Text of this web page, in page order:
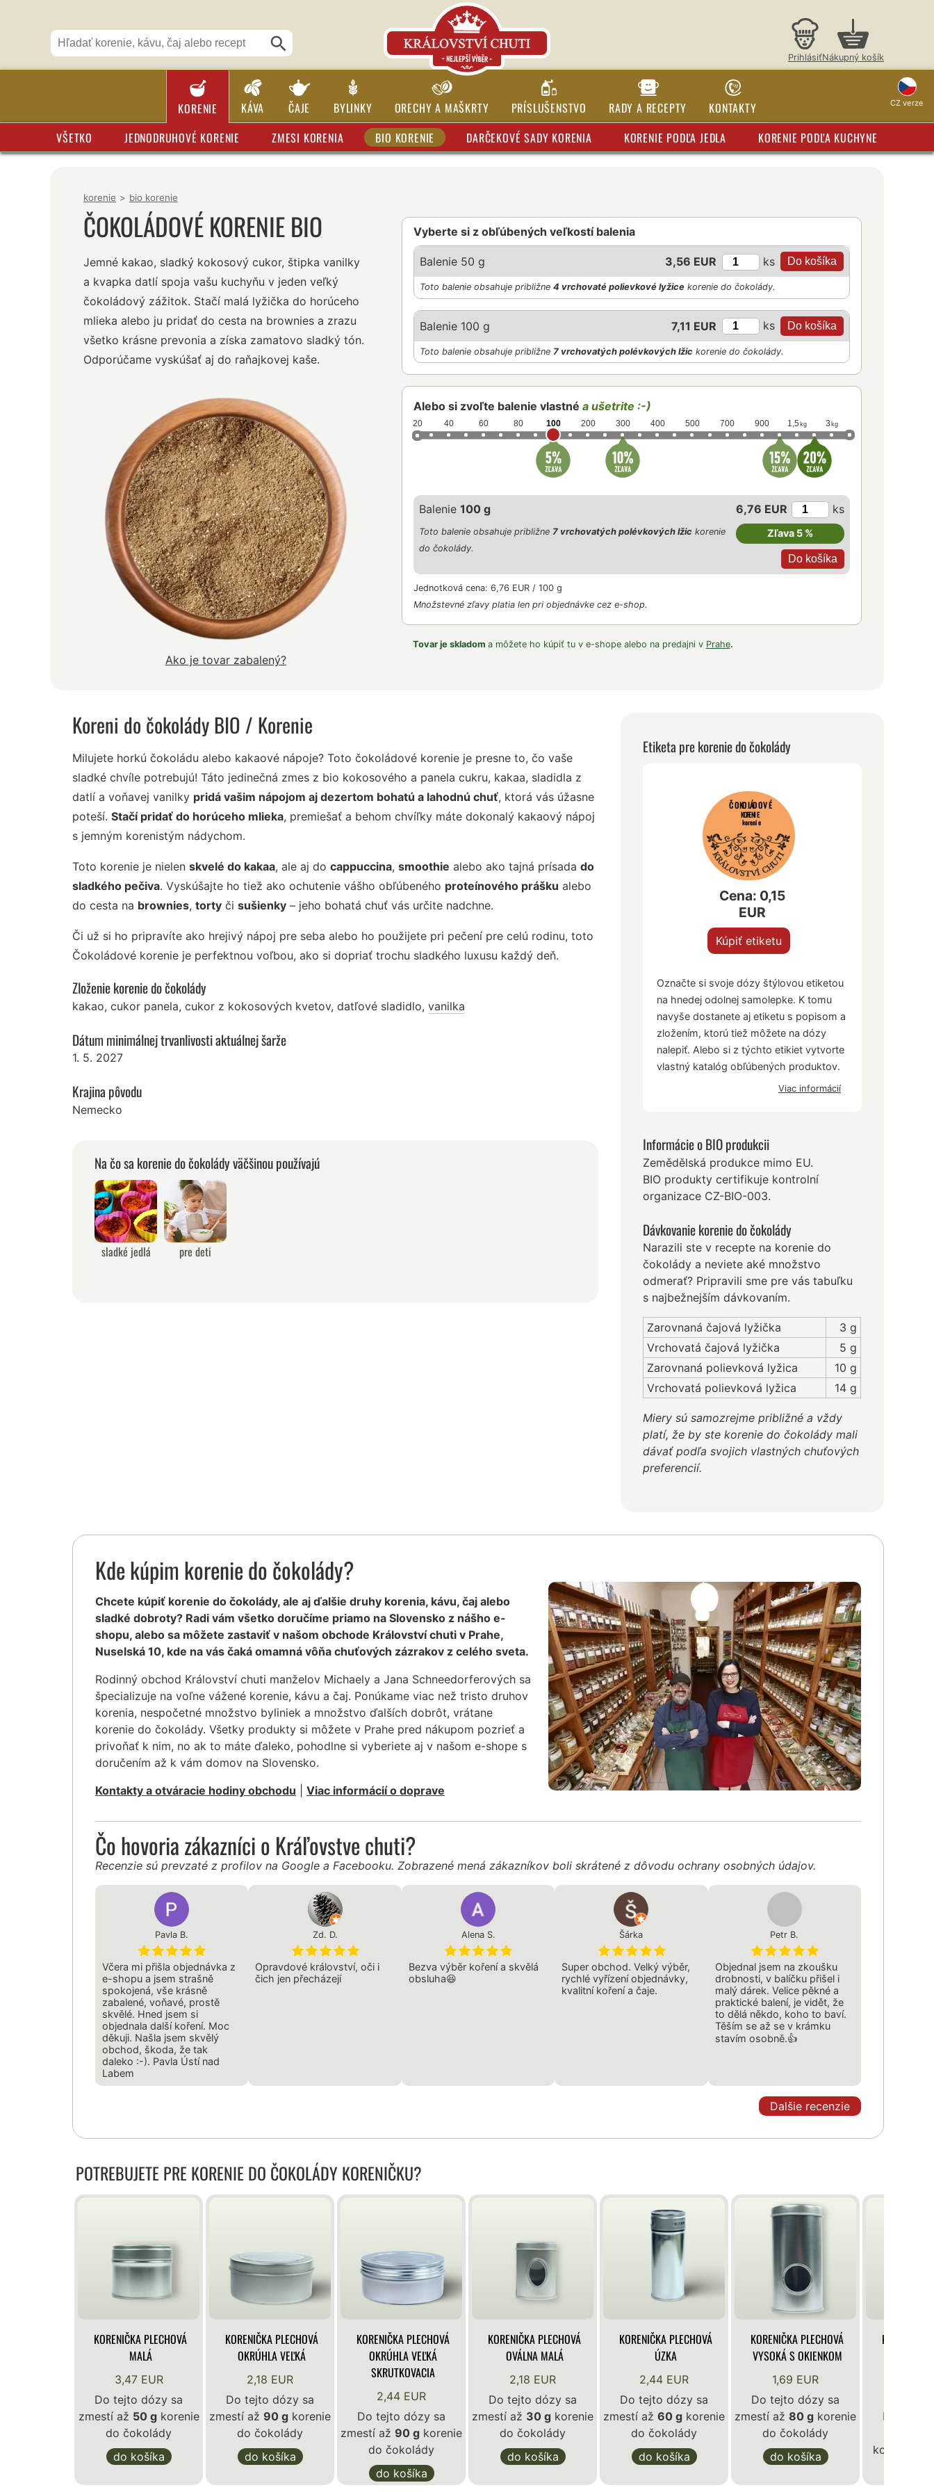
PrihlásiťNákupný košík
KORENIE KÁVA ČAJE BYLINKY ORECHY A MAŠKRTY PRÍSLUŠENSTVO RADY A RECEPTY KONTAKTY CZ verze
VŠETKO JEDNODRUHOVÉ KORENIE ZMESI KORENIA BIO KORENIE DARČEKOVÉ SADY KORENIA KORENIE PODĽA JEDLA KORENIE PODĽA KUCHYNE
korenie > bio korenie
ČOKOLÁDOVÉ KORENIE BIO
Jemné kakao, sladký kokosový cukor, štipka vanilky
a kvapka datlí spoja vašu kuchyňu v jeden veľký
čokoládový zážitok. Stačí malá lyžička do horúceho
mlieka alebo ju pridať do cesta na brownies a zrazu
všetko krásne prevonia a získa zamatovo sladký tón.
Odporúčame vyskúšať aj do raňajkovej kaše.
Ako je tovar zabalený?
Vyberte si z obľúbených veľkostí balenia
Balenie 50 g 3,56 EUR ks
Toto balenie obsahuje približne 4 vrchovaté polievkové lyžicekorenie do čokolády.
Balenie 100 g 7,11 EUR ks
Toto balenie obsahuje približne 7 vrchovatých polévkových lžic korenie do čokolády.
Alebo si zvoľte balenie vlastné a ušetrite :-)
20 40 60 80 100 200 300 400 500 700 900 1,5 kg 3 kg
Balenie 100 g 6,76 EUR ks
Zľava 5 %
Toto balenie obsahuje približne 7 vrchovatých polévkových lžic korenie
do čokolády.
Jednotková cena: 6,76 EUR / 100 g
Množstevné zľavy platia len pri objednávke cez e-shop.
Tovar je skladom a môžete ho kúpiť tu v e-shope alebo na predajni v Prahe.
Koreni do čokolády BIO / Korenie
Milujete horkú čokoládu alebo kakaové nápoje? Toto čokoládové korenie je presne to, čo vaše
sladké chvíle potrebujú! Táto jedinečná zmes z bio kokosového a panela cukru, kakaa, sladidla z
datlí a voňavej vanilky pridá vašim nápojom aj dezertom bohatú a lahodnú chuť, ktorá vás úžasne
poteší. Stačí pridať do horúceho mlieka, premiešať a behom chvíľky máte dokonalý kakaový nápoj
s jemným korenistým nádychom.
Toto korenie je nielen skvelé do kakaa, ale aj do cappuccina, smoothie alebo ako tajná prísada do
sladkého pečiva. Vyskúšajte ho tiež ako ochutenie vášho obľúbeného proteínového prášku alebo
do cesta na brownies, torty či sušienky – jeho bohatá chuť vás určite nadchne.
Či už si ho pripravíte ako hrejivý nápoj pre seba alebo ho použijete pri pečení pre celú rodinu, toto
Čokoládové korenie je perfektnou voľbou, ako si dopriať trochu sladkého luxusu každý deň.
Zloženie korenie do čokolády
kakao, cukor panela, cukor z kokosových kvetov, datľové sladidlo, vanilka
Dátum minimálnej trvanlivosti aktuálnej šarže
1. 5. 2027
Krajina pôvodu
Nemecko
Na čo sa korenie do čokolády väčšinou používajú
sladké jedlá pre deti
Etiketa pre korenie do čokolády
ČOKOLÁDOVÉ
KORENIE
korenie
Cena: 0,15
EUR
Kúpiť etiketu
Označte si svoje dózy štýlovou etiketou
na hnedej odolnej samolepke. K tomu
navyše dostanete aj etiketu s popisom a
zložením, ktorú tiež môžete na dózy
nalepiť. Alebo si z týchto etikiet vytvorte
vlastný katalóg obľúbených produktov.
Viac informácií
Informácie o BIO produkcii
Zemědělská produkce mimo EU.
BIO produkty certifikuje kontrolní
organizace CZ-BIO-003.
Dávkovanie korenie do čokolády
Narazili ste v recepte na korenie do
čokolády a neviete aké množstvo
odmerať? Pripravili sme pre vás tabuľku
s najbežnejším dávkovaním.
Zarovnaná čajová lyžička
3 g
Vrchovatá čajová lyžička
5 g
Zarovnaná polievková lyžica
10 g
Vrchovatá polievková lyžica
14 g
Miery sú samozrejme približné a vždy
platí, že by ste korenie do čokolády mali
dávať podľa svojich vlastných chuťových
preferencií.
Kde kúpim korenie do čokolády?
Chcete kúpiť korenie do čokolády, ale aj ďalšie druhy korenia, kávu, čaj alebo
sladké dobroty? Radi vám všetko doručíme priamo na Slovensko z nášho e-
shopu, alebo sa môžete zastaviť v našom obchode Království chuti v Prahe,
Nuselská 10, kde na vás čaká omamná vôňa chuťových zázrakov z celého sveta.
Rodinný obchod Království chuti manželov Michaely a Jana Schneedorferových sa
špecializuje na voľne vážené korenie, kávu a čaj. Ponúkame viac než tristo druhov
korenia, nespočetné množstvo byliniek a množstvo ďalších dobrôt, vrátane
korenie do čokolády. Všetky produkty si môžete v Prahe pred nákupom pozrieť a
privoňať k nim, no ak to máte ďaleko, pohodlne si vyberiete aj v našom e-shope s
doručením až k vám domov na Slovensko.
Kontakty a otváracie hodiny obchodu
Viac informácií o doprave
Čo hovoria zákazníci o Kráľovstve chuti?
Recenzie sú prevzaté z profilov na Google a Facebooku. Zobrazené mená zákazníkov boli skrátené z dôvodu ochrany osobných údajov.
Pavla B.
Včera mi přišla objednávka z
e-shopu a jsem strašně
spokojená, vše krásně
zabalené, voňavé, prostě
skvělé. Hned jsem si
objednala další koření. Moc
děkuji. Našla jsem skvělý
obchod, škoda, že tak
daleko :-). Pavla Ústí nad
Labem
Zd. D.
Opravdové království, oči i
čich jen přecházejí
Alena S.
Bezva výběr koření a skvělá
obsluha😆
Šárka
Super obchod. Velký výběr,
rychlé vyřízení objednávky,
kvalitní koření a čaje.
Petr B.
Objednal jsem na zkoušku
drobnosti, v balíčku přišel i
malý dárek. Velice pěkné a
praktické balení, je vidět, že
to dělá někdo, koho to baví.
Těším se až se v krámku
stavím osobně.👍
Dalšie recenzie
POTREBUJETE PRE KORENIE DO ČOKOLÁDY KORENIČKU?
KORENIČKA PLECHOVÁ
MALÁ
3,47 EUR
Do tejto dózy sa
zmestí až 50 gkorenie
do čokolády
do košíka
KORENIČKA PLECHOVÁ
OKRÚHLA VEĽKÁ
2,18 EUR
Do tejto dózy sa
zmestí až 90 g korenie
do čokolády
do košíka
KORENIČKA PLECHOVÁ
OKRÚHLA VEĽKÁ
SKRUTKOVACIA
2,44 EUR
Do tejto dózy sa
zmestí až 90 g korenie
do čokolády
do košíka
KORENIČKA PLECHOVÁ
OVÁLNA MALÁ
2,18 EUR
Do tejto dózy sa
zmestí až 30 g korenie
do čokolády
do košíka
KORENIČKA PLECHOVÁ
ÚZKA
2,44 EUR
Do tejto dózy sa
zmestí až 60 g korenie
do čokolády
do košíka
KORENIČKA PLECHOVÁ
VYSOKÁ S OKIENKOM
1,69 EUR
Do tejto dózy sa
zmestí až 80 g korenie
do čokolády
do košíka
KORENIČKA
Do tejto
korenie do